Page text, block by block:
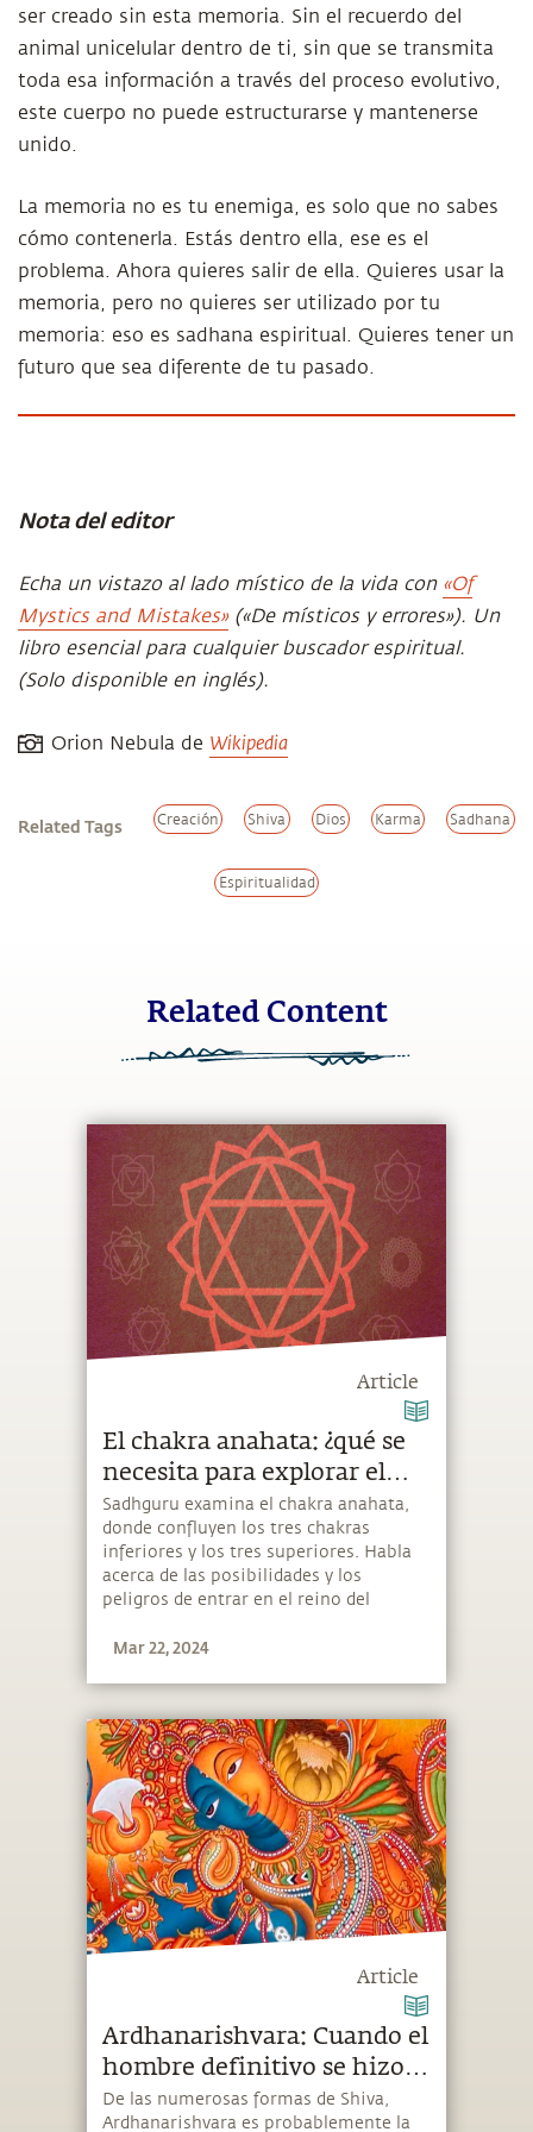
ser creado sin esta memoria. Sin el recuerdo del
animal unicelular dentro de ti, sin que se transmita
toda esa información a través del proceso evolutivo,
este cuerpo no puede estructurarse y mantenerse
unido.
La memoria no es tu enemiga, es solo que no sabes
cómo contenerla. Estás dentro ella, ese es el
problema. Ahora quieres salir de ella. Quieres usar la
memoria, pero no quieres ser utilizado por tu
memoria: eso es sadhana espiritual. Quieres tener un
futuro que sea diferente de tu pasado.
Nota del editor
Echa un vistazo al lado místico de la vida con «Of
Mystics and Mistakes»(«De místicos y errores»). Un
libro esencial para cualquier buscador espiritual.
(Solo disponible en inglés).
Orion Nebula de Wikipedia
Related Tags Creación Shiva Dios Karma Sadhana
Espiritualidad
Related Content
Article
El chakra anahata: ¿qué se
necesita para explorar el
anahata?
Sadhguru examina el chakra anahata,
donde confluyen los tres chakras
inferiores y los tres superiores. Habla
acerca de las posibilidades y los
peligros de entrar en el reino del
Mar 22, 2024
Article
Ardhanarishvara: Cuando el
hombre definitivo se hizo
mitad mujer
De las numerosas formas de Shiva,
Ardhanarishvara es probablemente la